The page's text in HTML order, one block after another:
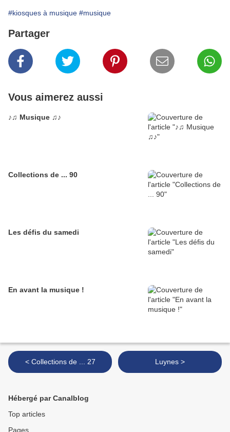
#kiosques à musique #musique
Partager
Vous aimerez aussi
♪♫ Musique ♫♪
Collections de ... 90
Les défis du samedi
En avant la musique !
< Collections de ... 27 Luynes >
Hébergé par Canalblog
Top articles
Pages